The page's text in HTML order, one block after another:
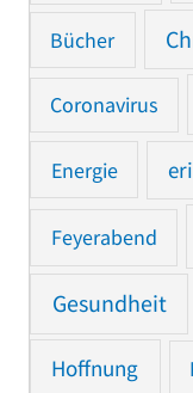
Bücher
Coronavirus
Energie
Feyerabend
Gesundheit
Hoffnung